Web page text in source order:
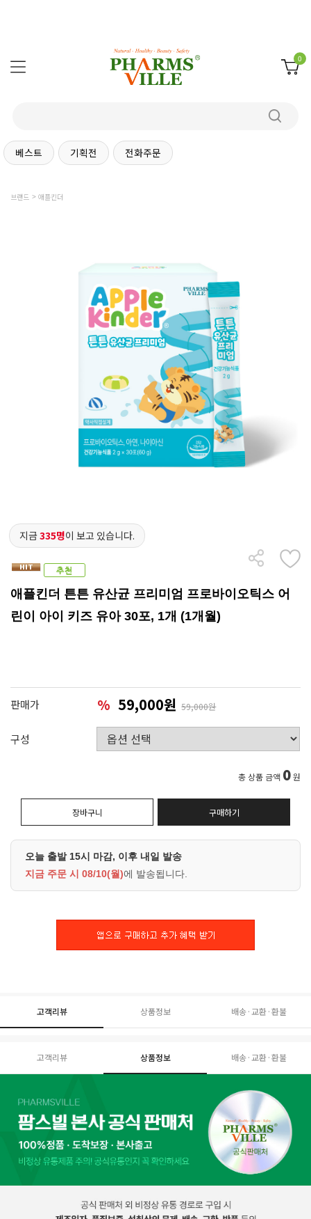
0
베스트 기획전 전화주문
브랜드 애플킨더
지금 335명이 보고 있습니다.
애플킨더 튼튼 유산균 프리미엄 프로바이오틱스 어
린이 아이 키즈 유아 30포, 1개 (1개월)
판매가 % 59,000원 59,000원
구성
총 상품 금액 0원
장바구니 구매하기
오늘 출발 15시 마감, 이후 내일 발송
지금 주문 시 08/10(월)에 발송됩니다.
고객리뷰 상품정보 배송·교환·환불
고객리뷰 상품정보 배송·교환·환불